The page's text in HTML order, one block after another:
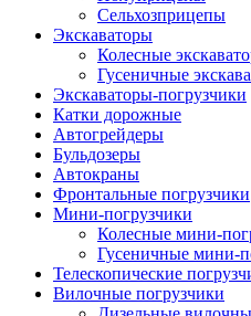
Сельхозприцепы
Экскаваторы
Колесные
Гусеничные
Экскаваторы-погрузчики
Катки дорожные
Автогрейдеры
Бульдозеры
Автокраны
Фронтальные погрузчики
Мини-погрузчики
Колесные мини-
Гусеничные мини-
Телескопические
Вилочные погрузчики